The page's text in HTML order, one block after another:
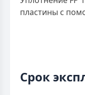
пластины с
Срок